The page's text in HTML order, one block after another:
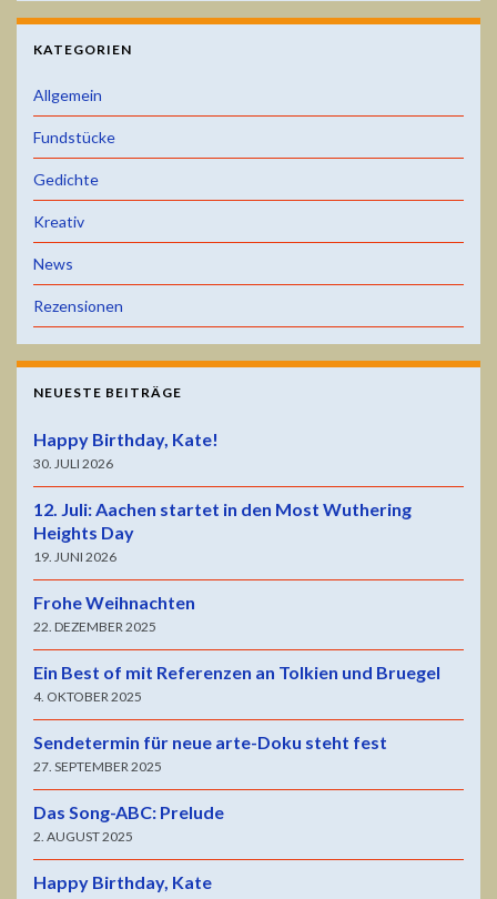
KATEGORIEN
Allgemein
Fundstücke
Gedichte
Kreativ
News
Rezensionen
NEUESTE BEITRÄGE
Happy Birthday, Kate!
30. JULI 2026
12. Juli: Aachen startet in den Most Wuthering
Heights Day
19. JUNI 2026
Frohe Weihnachten
22. DEZEMBER 2025
Ein Best of mit Referenzen an Tolkien und Bruegel
4. OKTOBER 2025
Sendetermin für neue arte-Doku steht fest
27. SEPTEMBER 2025
Das Song-ABC: Prelude
2. AUGUST 2025
Happy Birthday, Kate